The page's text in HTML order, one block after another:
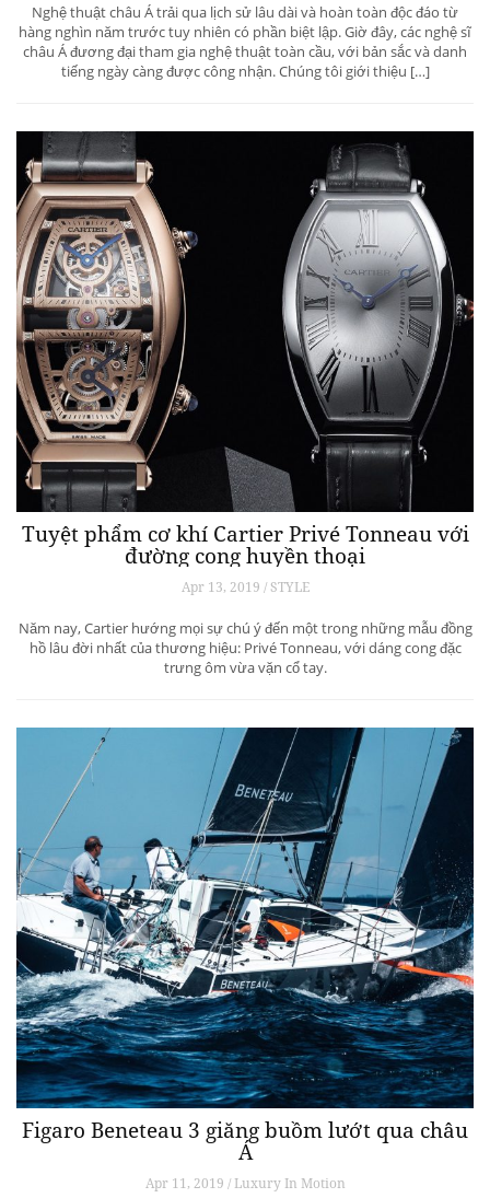
Nghệ thuật châu Á trải qua lịch sử lâu dài và hoàn toàn độc đáo từ
hàng nghìn năm trước tuy nhiên có phần biệt lập. Giờ đây, các nghệ sĩ
châu Á đương đại tham gia nghệ thuật toàn cầu, với bản sắc và danh
tiếng ngày càng được công nhận. Chúng tôi giới thiệu […]
Tuyệt phẩm cơ khí Cartier Privé Tonneau với
đường cong huyền thoại
Apr 13, 2019 / STYLE
Năm nay, Cartier hướng mọi sự chú ý đến một trong những mẫu đồng
hồ lâu đời nhất của thương hiệu: Privé Tonneau, với dáng cong đặc
trưng ôm vừa vặn cổ tay.
Figaro Beneteau 3 giăng buồm lướt qua châu
Á
Apr 11, 2019 / Luxury In Motion